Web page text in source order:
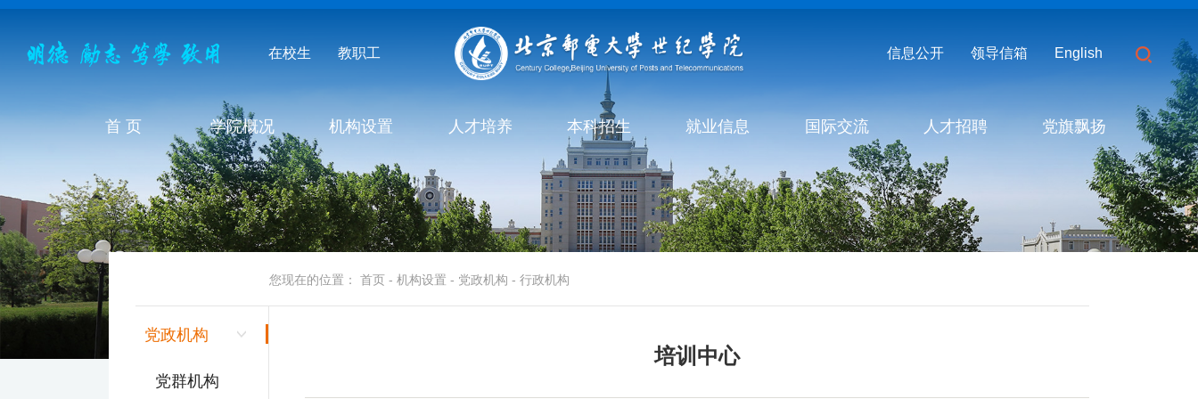
在校生 教职工 信息公开 领导信箱 English
首 页 学院概况 机构设置 人才培养 本科招生 就业信息 国际交流 人才招聘 党旗飘扬
您现在的位置： 首页 - 机构设置 - 党政机构 - 行政机构
机构设置
党政机构
党群机构
培训中心